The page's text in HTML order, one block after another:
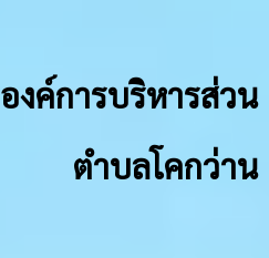
องค์การบริหารส่วน
ตำบลโคกว่าน